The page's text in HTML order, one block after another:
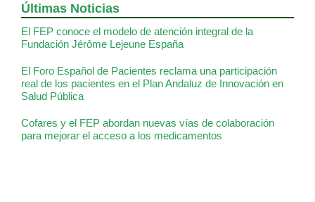
Últimas Noticias
El FEP conoce el modelo de atención integral de la
Fundación Jérôme Lejeune España
El Foro Español de Pacientes reclama una participación
real de los pacientes en el Plan Andaluz de Innovación en
Salud Pública
Cofares y el FEP abordan nuevas vías de colaboración
para mejorar el acceso a los medicamentos